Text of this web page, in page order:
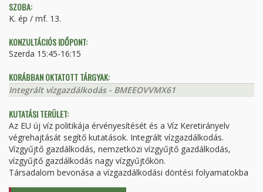
SZOBA:
K. ép / mf. 13.
KONZULTÁCIÓS IDŐPONT:
Szerda 15:45-16:15
KORÁBBAN OKTATOTT TÁRGYAK:
Integrált vízgazdálkodás - BMEEOVVMX61
KUTATÁSI TERÜLET:
Az EU új víz politikája érvényesítését és a Víz Keretirányelv
végrehajtását segítő kutatások. Integrált vízgazdálkodás.
Vízgyűjtő gazdálkodás, nemzetközi vízgyűjtő gazdálkodás,
vízgyűjtő gazdálkodás nagy vízgyűjtőkön.
Társadalom bevonása a vízgazdálkodási döntési folyamatokba